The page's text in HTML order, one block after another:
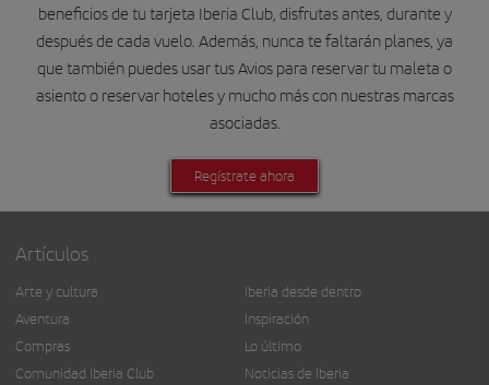
beneficios de tu tarjeta Iberia Club, disfrutas antes, durante y
después de cada vuelo. Además, nunca te faltarán planes, ya
que también puedes usar tus Avios para reservar tu maleta o
asiento o reservar hoteles y mucho más con nuestras marcas
asociadas.
Regístrate ahora
Artículos
Arte y cultura
Aventura
Compras
Comunidad Iberia Club
Iberia desde dentro
Inspiración
Lo último
Noticias de Iberia